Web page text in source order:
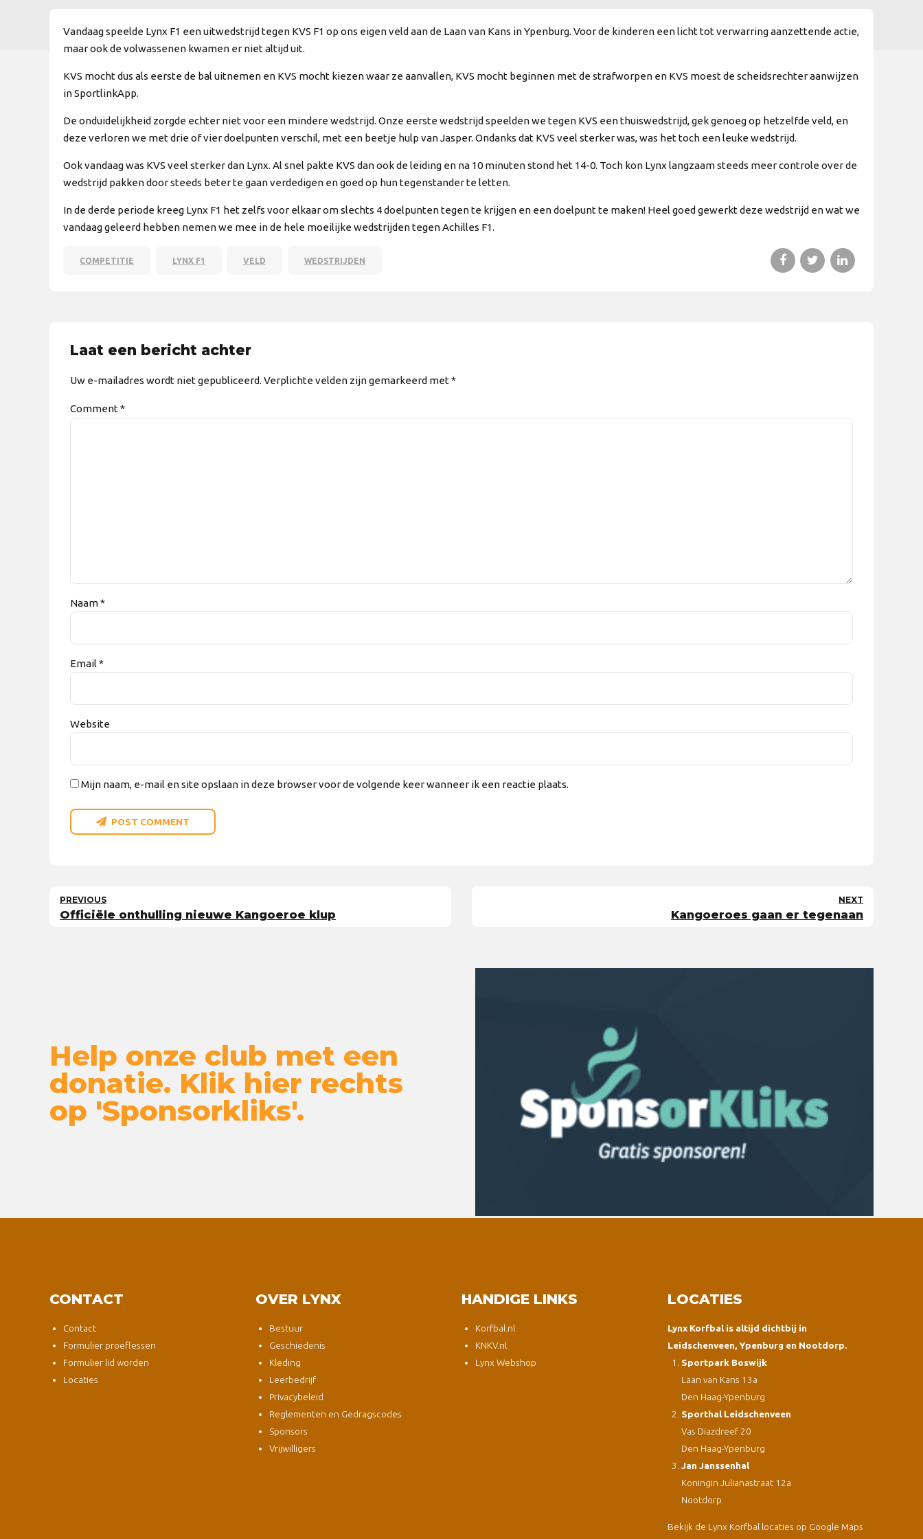
Vandaag speelde Lynx F1 een uitwedstrijd tegen KVS F1 op ons eigen veld aan de Laan van Kans in Ypenburg. Voor de kinderen een licht tot verwarring aanzettende actie,
maar ook de volwassenen kwamen er niet altijd uit.
KVS mocht dus als eerste de bal uitnemen en KVS mocht kiezen waar ze aanvallen, KVS mocht beginnen met de strafworpen en KVS moest de scheidsrechter aanwijzen
in SportlinkApp.
De onduidelijkheid zorgde echter niet voor een mindere wedstrijd. Onze eerste wedstrijd speelden we tegen KVS een thuiswedstrijd, gek genoeg op hetzelfde veld, en
deze verloren we met drie of vier doelpunten verschil, met een beetje hulp van Jasper. Ondanks dat KVS veel sterker was, was het toch een leuke wedstrijd.
Ook vandaag was KVS veel sterker dan Lynx. Al snel pakte KVS dan ook de leiding en na 10 minuten stond het 14-0. Toch kon Lynx langzaam steeds meer controle over de
wedstrijd pakken door steeds beter te gaan verdedigen en goed op hun tegenstander te letten.
In de derde periode kreeg Lynx F1 het zelfs voor elkaar om slechts 4 doelpunten tegen te krijgen en een doelpunt te maken! Heel goed gewerkt deze wedstrijd en wat we
vandaag geleerd hebben nemen we mee in de hele moeilijke wedstrijden tegen Achilles F1.
COMPETITIE LYNX F1 VELD WEDSTRIJDEN
Laat een bericht achter
Uw e-mailadres wordt niet gepubliceerd. Verplichte velden zijn gemarkeerd met *
Comment*
Naam *
Email *
Website
Mijn naam, e-mail en site opslaan in deze browser voor de volgende keer wanneer ik een reactie plaats.
POST COMMENT
PREVIOUS
Officiële onthulling nieuwe Kangoeroe klup
NEXT
Kangoeroes gaan er tegenaan
Help onze club met een
donatie. Klik hier rechts
op 'Sponsorkliks'.
CONTACT
Contact
Formulier proeflessen
Formulier lid worden
Locaties
OVER LYNX
Bestuur
Geschiedenis
Kleding
Leerbedrijf
Privacybeleid
Reglementen en Gedragscodes
Sponsors
Vrijwilligers
HANDIGE LINKS
Korfbal.nl
KNKV.nl
Lynx Webshop
LOCATIES
Lynx Korfbal is altijd dichtbij in
Leidschenveen, Ypenburg en Nootdorp.
Sportpark Boswijk
Laan van Kans 13a
Den Haag-Ypenburg
Sporthal Leidschenveen
Vas Diazdreef 20
Den Haag-Ypenburg
Jan Janssenhal
Koningin Julianastraat 12a
Nootdorp
Bekijk de Lynx Korfbal locaties op Google Maps